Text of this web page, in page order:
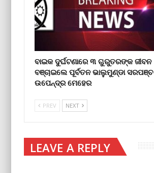
ବାଇକ ଦୁର୍ଘଟଣାରେ ୩ ଗୁରୁତରଙ୍କ ଜୀବନ
ବଞ୍ଚାଇଲେ ପୂର୍ବତନ ଭାଲୁମୁଣ୍ଡା ସରପଞ୍ଚ
ଉପେନ୍ଦ୍ର ମେହେର
PREV NEXT
LEAVE A REPLY